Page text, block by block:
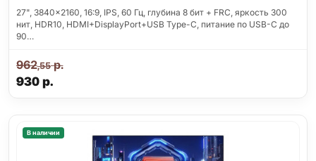
27", 3840x2160, 16:9, IPS, 60 Гц, глубина 8 бит + FRC, яркость 300
нит, HDR10, HDMI+DisplayPort+USB Type-C, питание по USB-C до
90…
930р.
962,55р.
В наличии